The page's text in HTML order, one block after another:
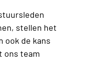
stellen het
ook de kans
ons team